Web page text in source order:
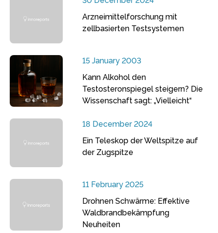
Arzneimittelforschung mit
zellbasierten Testsystemen
15 January 2003
Kann Alkohol den
Testosteronspiegel steigern? Die
Wissenschaft sagt: „Vielleicht“
18 December 2024
Ein Teleskop der Weltspitze auf
der Zugspitze
11 February 2025
Drohnen Schwärme: Effektive
Waldbrandbekämpfung
Neuheiten